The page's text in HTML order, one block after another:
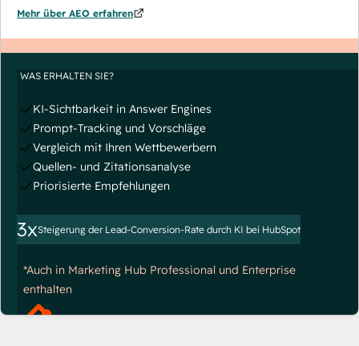
Mehr über AEO erfahren
WAS ERHALTEN SIE?
KI-Sichtbarkeit in Answer Engines
Prompt-Tracking und Vorschläge
Vergleich mit Ihren Wettbewerbern
Quellen- und Zitationsanalyse
Priorisierte Empfehlungen
3xSteigerung der Lead-Conversion-Rate durch KI bei HubSpot
*Auch in Marketing Hub Professional und Enterprise
enthalten